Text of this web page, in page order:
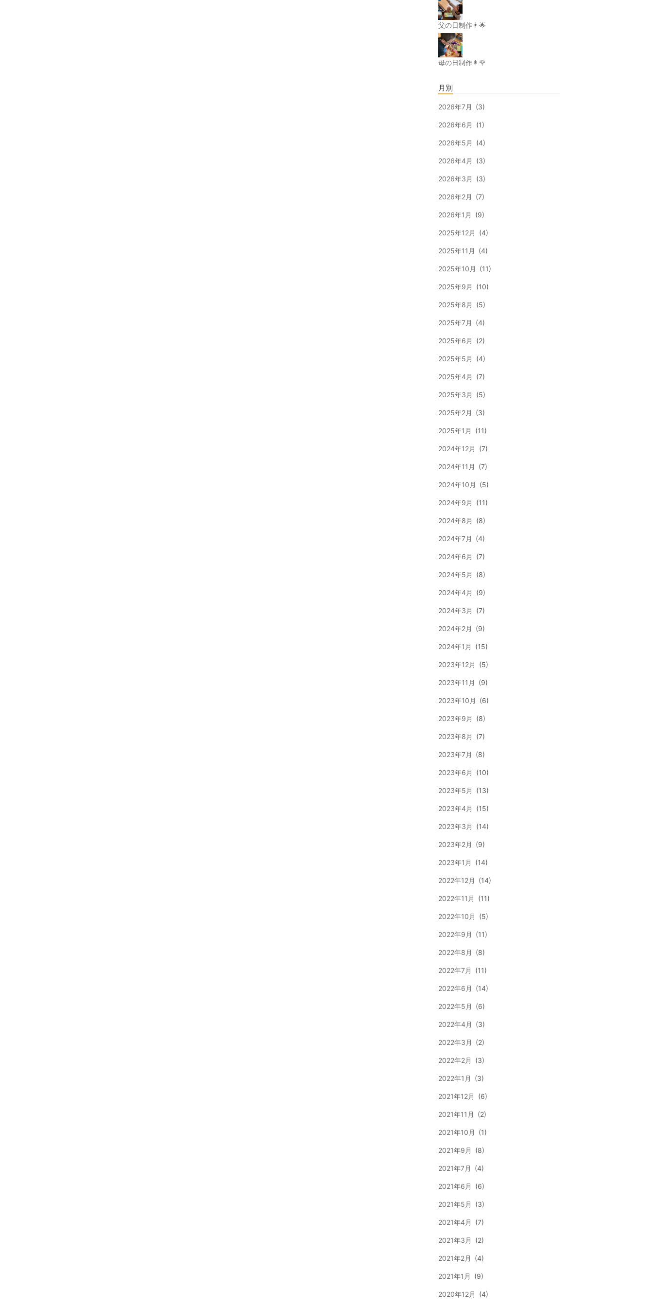
父の日制作👨🌟
母の日制作👩🌹
月別
2026年7月 (3)
2026年6月 (1)
2026年5月 (4)
2026年4月 (3)
2026年3月 (3)
2026年2月 (7)
2026年1月 (9)
2025年12月 (4)
2025年11月 (4)
2025年10月 (11)
2025年9月 (10)
2025年8月 (5)
2025年7月 (4)
2025年6月 (2)
2025年5月 (4)
2025年4月 (7)
2025年3月 (5)
2025年2月 (3)
2025年1月 (11)
2024年12月 (7)
2024年11月 (7)
2024年10月 (5)
2024年9月 (11)
2024年8月 (8)
2024年7月 (4)
2024年6月 (7)
2024年5月 (8)
2024年4月 (9)
2024年3月 (7)
2024年2月 (9)
2024年1月 (15)
2023年12月 (5)
2023年11月 (9)
2023年10月 (6)
2023年9月 (8)
2023年8月 (7)
2023年7月 (8)
2023年6月 (10)
2023年5月 (13)
2023年4月 (15)
2023年3月 (14)
2023年2月 (9)
2023年1月 (14)
2022年12月 (14)
2022年11月 (11)
2022年10月 (5)
2022年9月 (11)
2022年8月 (8)
2022年7月 (11)
2022年6月 (14)
2022年5月 (6)
2022年4月 (3)
2022年3月 (2)
2022年2月 (3)
2022年1月 (3)
2021年12月 (6)
2021年11月 (2)
2021年10月 (1)
2021年9月 (8)
2021年7月 (4)
2021年6月 (6)
2021年5月 (3)
2021年4月 (7)
2021年3月 (2)
2021年2月 (4)
2021年1月 (9)
2020年12月 (4)